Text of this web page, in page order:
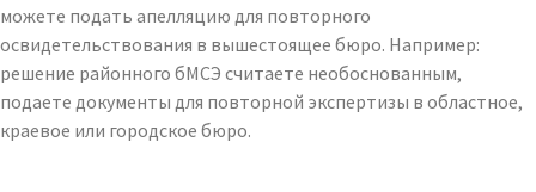
можете подать апелляцию для повторного
освидетельствования в вышестоящее бюро. Например:
решение районного бМСЭ считаете необоснованным,
подаете документы для повторной экспертизы в областное,
краевое или городское бюро.